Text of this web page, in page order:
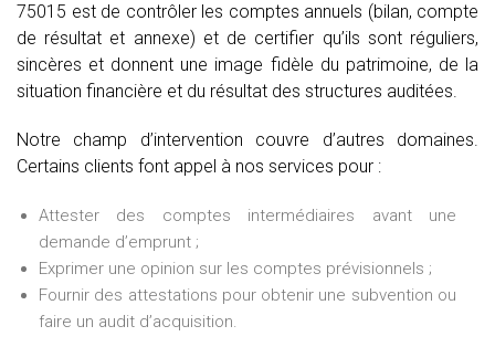
75015 est de contrôler les comptes annuels (bilan, compte
de résultat et annexe) et de certifier qu’ils sont réguliers,
sincères et donnent une image fidèle du patrimoine, de la
situation financière et du résultat des structures auditées.
Notre champ d’intervention couvre d’autres domaines.
Certains clients font appel à nos services pour :
Attester des comptes intermédiaires avant une
demande d’emprunt ;
Exprimer une opinion sur les comptes prévisionnels ;
Fournir des attestations pour obtenir une subvention ou
faire un audit d’acquisition.